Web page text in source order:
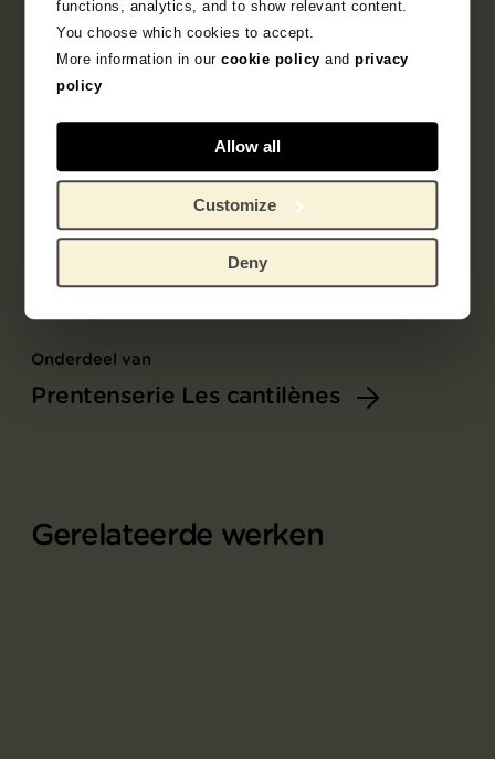
functions, analytics, and to show relevant content.
You choose which cookies to accept.
More information in ourcookie policy andprivacy
policy
Allow all
Customize
Deny
Onderdeel van
Prentenserie Les cantilènes
Gerelateerde werken